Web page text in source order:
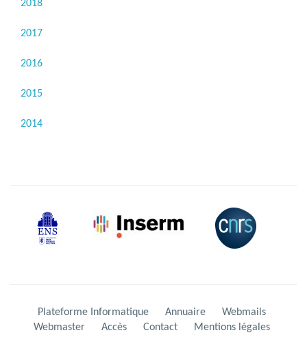
2018
2017
2016
2015
2014
Plateforme Informatique Annuaire
Webmails
Webmaster
Accès Contact Mentions légales